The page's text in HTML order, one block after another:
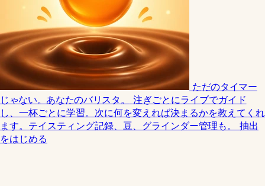
ただのタイマー
じゃない。あなたのバリスタ。
注ぎごとにライブでガイド
し、一杯ごとに学習。次に何を変えれば決まるかを教えてくれ
ます。テイスティング記録、豆、グラインダー管理も。
抽出
をはじめる